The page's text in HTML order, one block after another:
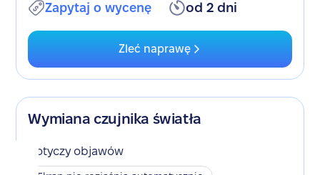
Zapytaj o wycenę od 2 dni
Zleć naprawę
Wymiana czujnika światła
Dotyczy objawów